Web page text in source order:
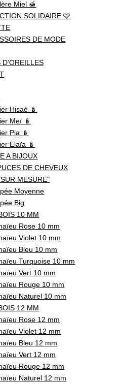
Miel 🍯
SOLIDAIRE 🩷
DE MODE
D'OREILLES
Hisaé 🪆
Meï 🪆
Pia 🪆
Elaïa 🪆
A BIJOUX
DE CHEVEUX
MESURE"
Moyenne
Big
10 MM
Rose 10 mm
Violet 10 mm
Bleu 10 mm
Turquoise 10 mm
Vert 10 mm
Rouge 10 mm
Naturel 10 mm
12 MM
Rose 12 mm
Violet 12 mm
Bleu 12 mm
Vert 12 mm
Rouge 12 mm
Naturel 12 mm